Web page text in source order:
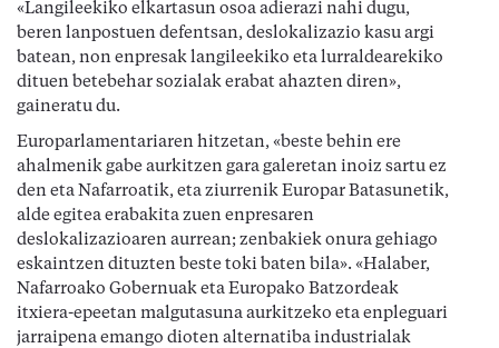
«Langileekiko elkartasun osoa adierazi nahi dugu,
beren lanpostuen defentsan, deslokalizazio kasu argi
batean, non enpresak langileekiko eta lurraldearekiko
dituen betebehar sozialak erabat ahazten diren»,
gaineratu du.
Europarlamentariaren hitzetan, «beste behin ere
ahalmenik gabe aurkitzen gara galeretan inoiz sartu ez
den eta Nafarroatik, eta ziurrenik Europar Batasunetik,
alde egitea erabakita zuen enpresaren
deslokalizazioaren aurrean; zenbakiek onura gehiago
eskaintzen dituzten beste toki baten bila». «Halaber,
Nafarroako Gobernuak eta Europako Batzordeak
itxiera-epeetan malgutasuna aurkitzeko eta enpleguari
jarraipena emango dioten alternatiba industrialak